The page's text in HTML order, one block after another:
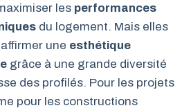
les performances
du logement. Mais elles
une esthétique
grâce à une grande diversité
des profilés. Pour les projets
pour les constructions